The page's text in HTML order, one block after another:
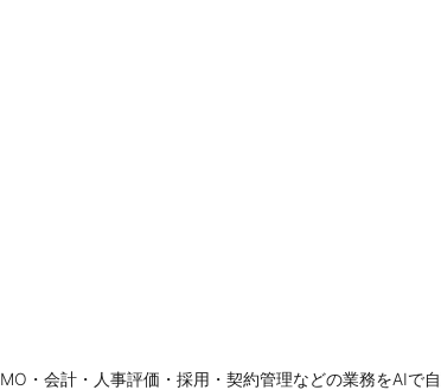
・会計・人事評価・採用・契約管理などの業務をAIで